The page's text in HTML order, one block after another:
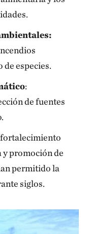
especies.
:
de fuentes
fortalecimiento
y promoción de
permitido la
siglos.